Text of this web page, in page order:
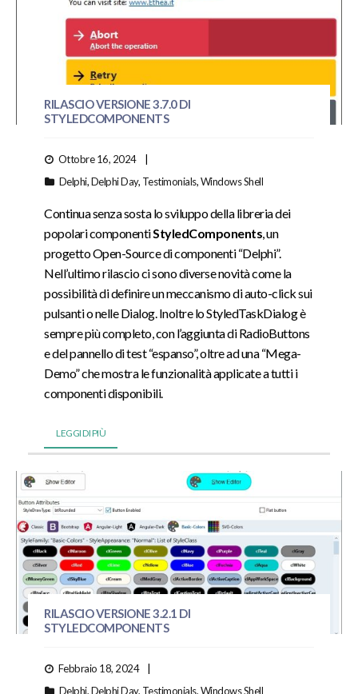
RILASCIO VERSIONE 3.7.0 DI
STYLEDCOMPONENTS
Ottobre 16, 2024
Delphi,Delphi Day, Testimonials,Windows Shell
Continua senza sosta lo sviluppo della libreria dei
popolari componentiStyledComponents , un
progetto Open-Source di componenti “Delphi”.
Nell’ultimo rilascio ci sono diverse novità come la
possibilità di definire un meccanismo di auto-click sui
pulsanti o nelle Dialog. Inoltre lo StyledTaskDialog è
sempre più completo, con l’aggiunta di RadioButtons
e del pannello di test “espanso”, oltre ad una “Mega-
Demo” che mostra le funzionalità applicate a tutti i
componenti disponibili.
LEGGI DI PIÙ
RILASCIO VERSIONE 3.2.1 DI
STYLEDCOMPONENTS
Febbraio 18, 2024
Delphi,Delphi Day, Testimonials,Windows Shell